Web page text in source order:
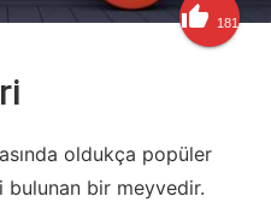
 181
oldukça popüler
bir meyvedir.